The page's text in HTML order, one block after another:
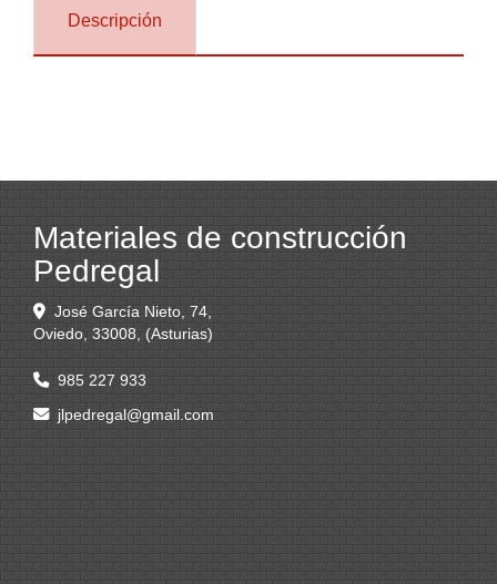
Descripción
Materiales de construcción
Pedregal
José García Nieto, 74,
Oviedo 33008 (Asturias)
985 227 933
jlpedregal
gmail.com